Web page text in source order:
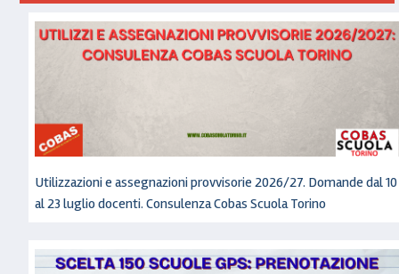
Utilizzazioni e assegnazioni provvisorie 2026/27. Domande dal 10
al 23 luglio docenti. Consulenza Cobas Scuola Torino